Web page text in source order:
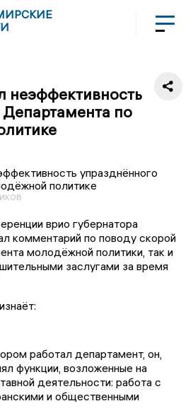
неэффективность
по
врио губернатора
комментарий по поводу скорой
молодёжной политики, так и
заслугами за время
работал департамент, он,
функции, возложенные на
деятельности: работа с
и общественными